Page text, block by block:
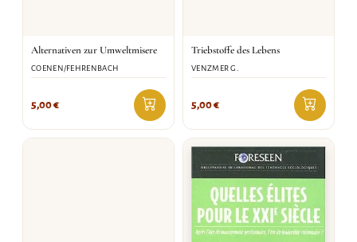
Alternativen zur Umweltmisere
COENEN/FEHRENBACH
5,00€
Triebstoffe des Lebens
VENZMER G.
5,00€